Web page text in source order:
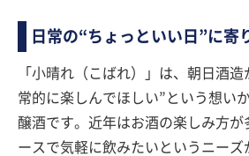
日常の“ちょっといい日”に寄
「小晴れ（こばれ）」は、朝日酒造
常的に楽しんでほしい”という想い
醸酒です。近年はお酒の楽しみ方が
ースで気軽に飲みたいというニーズ